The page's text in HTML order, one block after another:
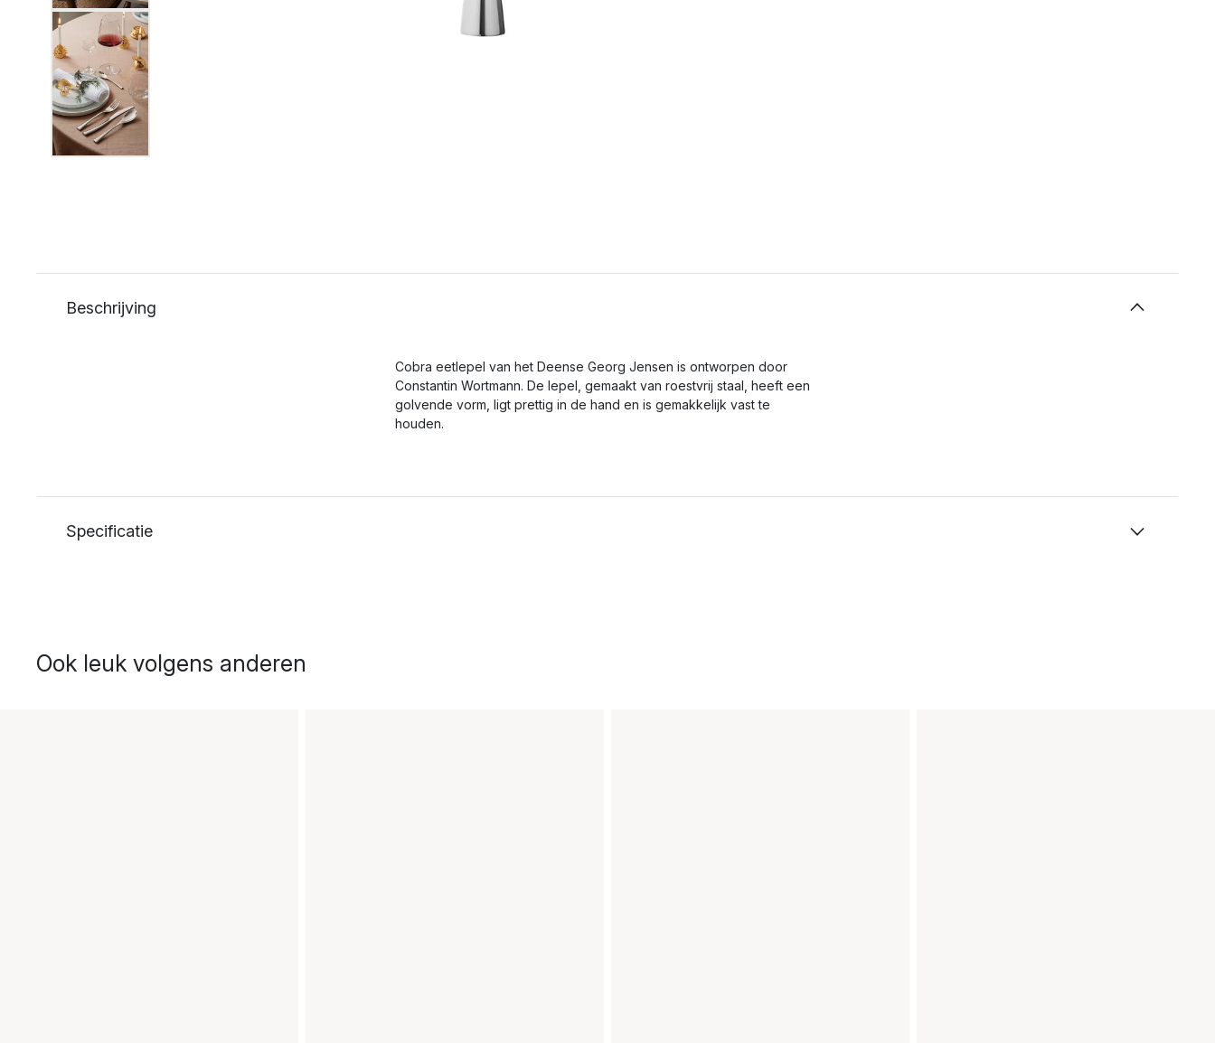
Beschrijving
Cobra eetlepel van het Deense Georg Jensen is ontworpen door
Constantin Wortmann. De lepel, gemaakt van roestvrij staal, heeft een
golvende vorm, ligt prettig in de hand en is gemakkelijk vast te
houden.
Specificatie
Ook leuk volgens anderen